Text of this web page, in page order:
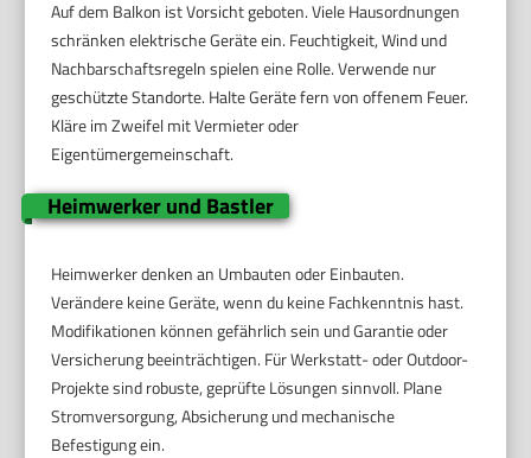
Auf dem Balkon ist Vorsicht geboten. Viele Hausordnungen
schränken elektrische Geräte ein. Feuchtigkeit, Wind und
Nachbarschaftsregeln spielen eine Rolle. Verwende nur
geschützte Standorte. Halte Geräte fern von offenem Feuer.
Kläre im Zweifel mit Vermieter oder
Eigentümergemeinschaft.
Heimwerker und Bastler
Heimwerker denken an Umbauten oder Einbauten.
Verändere keine Geräte, wenn du keine Fachkenntnis hast.
Modifikationen können gefährlich sein und Garantie oder
Versicherung beeinträchtigen. Für Werkstatt- oder Outdoor-
Projekte sind robuste, geprüfte Lösungen sinnvoll. Plane
Stromversorgung, Absicherung und mechanische
Befestigung ein.